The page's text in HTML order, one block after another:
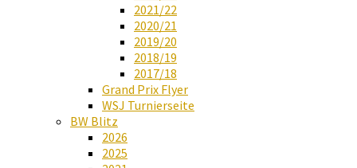
2021/22
2020/21
2019/20
2018/19
2017/18
Grand Prix Flyer
WSJ Turnierseite
BW Blitz
2026
2025